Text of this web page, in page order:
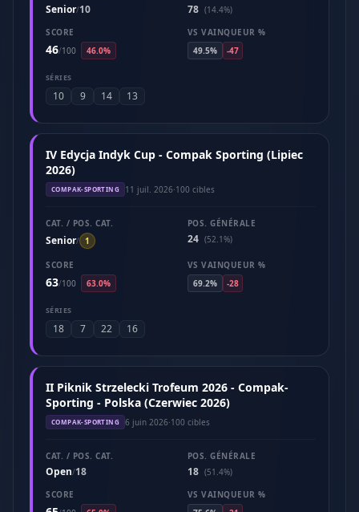
Senior/10 78 (14.4%)
SCORE
46/100 46.0%
VS VAINQUEUR %
49.5%
-47
SÉRIES
10 9 14 13
IV Edycja Indyk Cup - Compak Sporting (Lipiec
2026)
COMPAK-SPORTING 11 juil. 2026·100 cibles
CAT. / POS. CAT.
Senior/ 1
POS. GÉNÉRALE
24 (52.1%)
SCORE
63/100 63.0%
VS VAINQUEUR %
69.2%
-28
SÉRIES
18 7 22 16
II Piknik Strzelecki Trofeum 2026 - Compak-
Sporting - Polska (Czerwiec 2026)
COMPAK-SPORTING 6 juin 2026·100 cibles
CAT. / POS. CAT.
Open/18
POS. GÉNÉRALE
18 (51.4%)
SCORE
VS VAINQUEUR %